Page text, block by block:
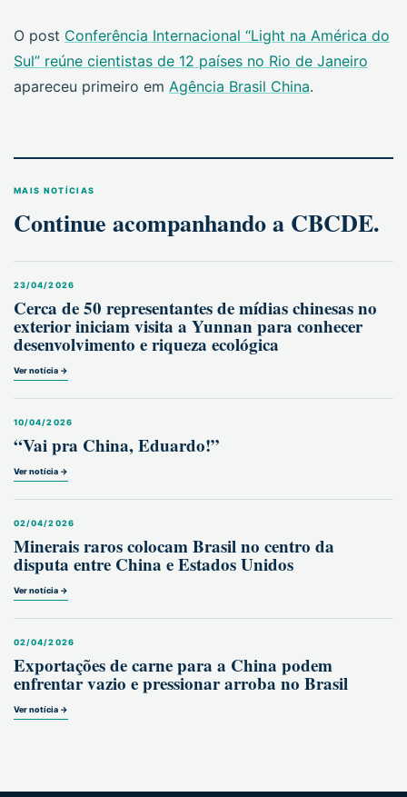
O post Conferência Internacional “Light na América do
Sul” reúne cientistas de 12 países no Rio de Janeiro
apareceu primeiro em Agência Brasil China.
MAIS NOTÍCIAS
Continue acompanhando a CBCDE.
23/04/2026
Cerca de 50 representantes de mídias chinesas no
exterior iniciam visita a Yunnan para conhecer
desenvolvimento e riqueza ecológica
Ver notícia →
10/04/2026
“Vai pra China, Eduardo!”
Ver notícia →
02/04/2026
Minerais raros colocam Brasil no centro da
disputa entre China e Estados Unidos
Ver notícia →
02/04/2026
Exportações de carne para a China podem
enfrentar vazio e pressionar arroba no Brasil
Ver notícia →